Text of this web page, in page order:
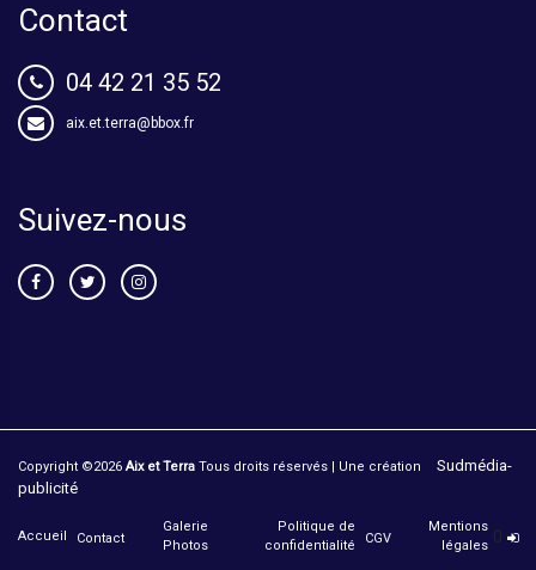
Contact
04 42 21 35 52
aix.et.terra@bbox.fr
Suivez-nous
Copyright ©2026Aix et Terra Tous droits réservés | Une création
Sudmédia-
publicité
Accueil Contact
Galerie
Photos
Politique de
confidentialité
CGV
Mentions
légales
0